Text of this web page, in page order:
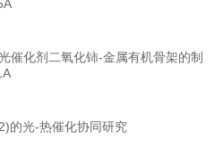
催化剂二氧化铈-金属有机骨架的制
的光-热催化协同研究